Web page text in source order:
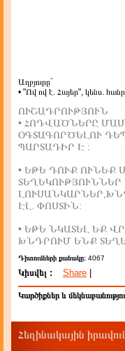
Աղբյուրը`
• "Ով ով է. Հայեր", կենս.
ՈՒՇԱԴՐՈՒԹՅՈՒՆ
• ՀՈԴՎԱԾՆԵՐԸ
ՕԳՏԱԳՈՐԾԵԼՈՒ
ՊԱՐՏԱԴԻՐ Է :
• ԵԹԵ ԴՈՒՔ ՈՒՆԵՔ
ՏԵՂԵԿՈՒԹՅՈՒՆՆԵՐ
ԷԼ. ՓՈՍՏԻՆ:
• ԵԹԵ ՆԿԱՏԵԼ ԵՔ
ԽՆԴՐՈՒՄ ԵՆՔ
Դիտումների քանակը: 4067
Կիսվել : Share
Կարծիքներ և
Հեղինակային